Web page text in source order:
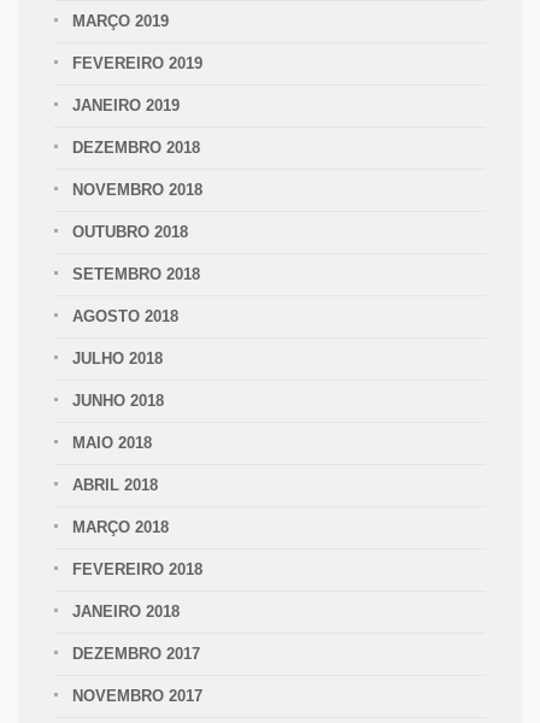
MARÇO 2019
FEVEREIRO 2019
JANEIRO 2019
DEZEMBRO 2018
NOVEMBRO 2018
OUTUBRO 2018
SETEMBRO 2018
AGOSTO 2018
JULHO 2018
JUNHO 2018
MAIO 2018
ABRIL 2018
MARÇO 2018
FEVEREIRO 2018
JANEIRO 2018
DEZEMBRO 2017
NOVEMBRO 2017